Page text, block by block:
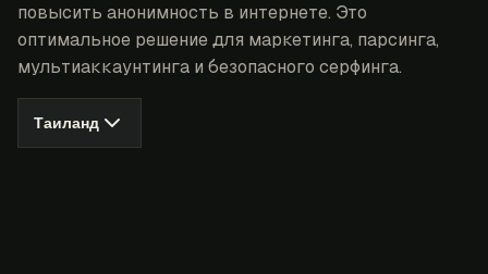
повысить анонимность в интернете. Это
оптимальное решение для маркетинга, парсинга,
мультиаккаунтинга и безопасного серфинга.
Таиланд